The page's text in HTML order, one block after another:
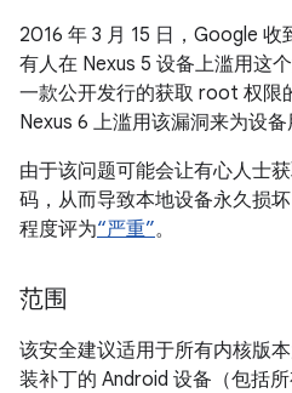
2016 年 3 月 15 日，Google
有人在 Nexus 5 设备上滥用这
一款公开发行的获取 root 权限
Nexus 6 上滥用该漏洞来为设
由于该问题可能会让有心人士
码，从而导致本地设备永久损
程度评为“严重”。
范围
该安全建议适用于所有内核版
装补丁的 Android 设备（包括